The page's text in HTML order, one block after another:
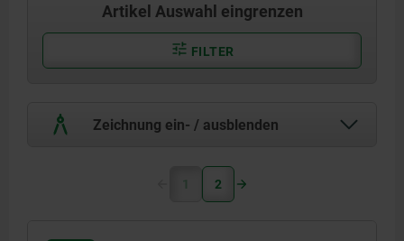
Artikel Auswahl eingrenzen
FILTER
Zeichnung ein- / ausblenden
1 2